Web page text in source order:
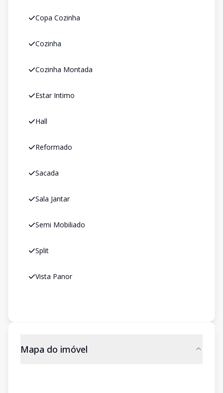
Copa Cozinha
Cozinha
Cozinha Montada
Estar Intimo
Hall
Reformado
Sacada
Sala Jantar
Semi Mobiliado
Split
Vista Panor
Mapa do imóvel